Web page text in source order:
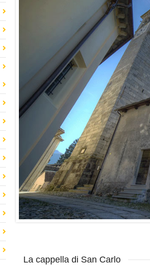
La cappella di San Carlo